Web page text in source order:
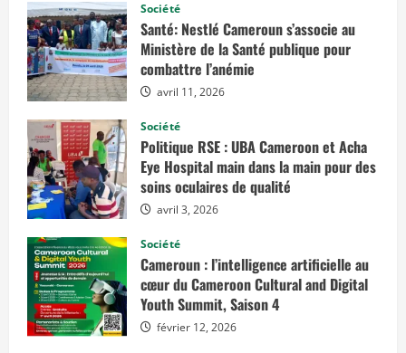
Société
Santé: Nestlé Cameroun s’associe au
Ministère de la Santé publique pour
combattre l’anémie
avril 11, 2026
Société
Politique RSE : UBA Cameroon et Acha
Eye Hospital main dans la main pour des
soins oculaires de qualité
avril 3, 2026
Société
Cameroun : l’intelligence artificielle au
cœur du Cameroon Cultural and Digital
Youth Summit, Saison 4
février 12, 2026